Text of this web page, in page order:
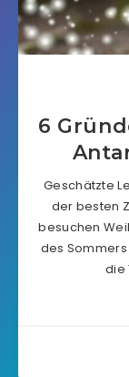
6
Geschätzte
der besten
besuchen
des
die